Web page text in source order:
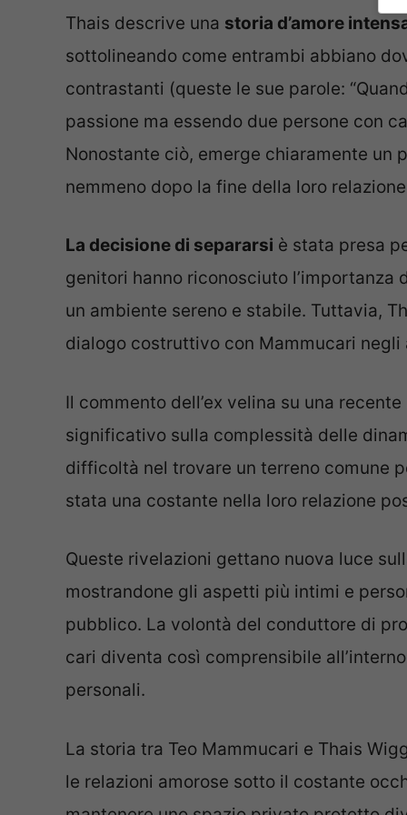
Thais descrive una storia d’amore
sottolineando come entrambi abbiano
contrastanti (queste le sue parole:
passione ma essendo due persone con
Nonostante ciò, emerge chiaramente un
nemmeno dopo la fine della loro
La decisione di separarsi è stata presa
genitori hanno riconosciuto
un ambiente sereno e stabile. Tuttavia,
dialogo costruttivo con Mammucari
Il commento dell’ex velina su una
significativo sulla complessità delle
difficoltà nel trovare un terreno comune
stata una costante nella loro relazione
Queste rivelazioni gettano nuova luce
mostrandone gli aspetti più intimi e
pubblico. La volontà del conduttore di
cari diventa così comprensibile
personali.
La storia tra Teo Mammucari e Thais
le relazioni amorose sotto il costante